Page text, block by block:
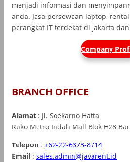
menjadi informasi dan
anda. Jasa persewaan laptop,
perangkat IT terdekat di Jakarta
Company
BRANCH OFFICE
Alamat : Jl. Soekarno Hatta
Ruko Metro Indah Mall Blok H28
Telepon : +62-22-6373-8714
Email : sales.admin@javarent.id